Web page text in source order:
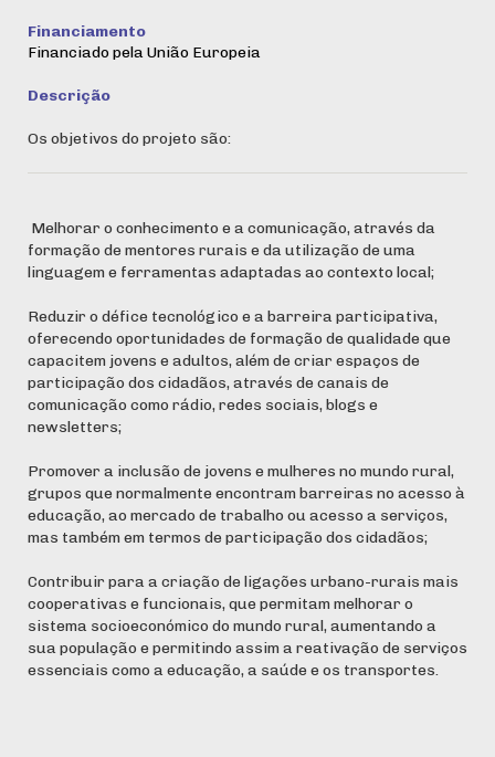
Financiamento
Financiado pela União Europeia
Descrição
Os objetivos do projeto são:
Melhorar o conhecimento e a comunicação, através da
formação de mentores rurais e da utilização de uma
linguagem e ferramentas adaptadas ao contexto local;
Reduzir o défice tecnológico e a barreira participativa,
oferecendo oportunidades de formação de qualidade que
capacitem jovens e adultos, além de criar espaços de
participação dos cidadãos, através de canais de
comunicação como rádio, redes sociais, blogs e
newsletters;
Promover a inclusão de jovens e mulheres no mundo rural,
grupos que normalmente encontram barreiras no acesso à
educação, ao mercado de trabalho ou acesso a serviços,
mas também em termos de participação dos cidadãos;
Contribuir para a criação de ligações urbano-rurais mais
cooperativas e funcionais, que permitam melhorar o
sistema socioeconómico do mundo rural, aumentando a
sua população e permitindo assim a reativação de serviços
essenciais como a educação, a saúde e os transportes.